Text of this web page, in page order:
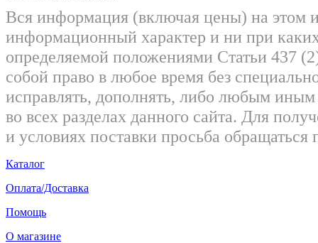
Вся информация (включая цены) на этом
информационный характер и ни при
определяемой положениями Статьи 437
собой право в любое время без
исправлять, дополнять, либо любым
во всех разделах данного сайта. Для
и условиях поставки просьба
Каталог
Оплата/Доставка
Помощь
О магазине